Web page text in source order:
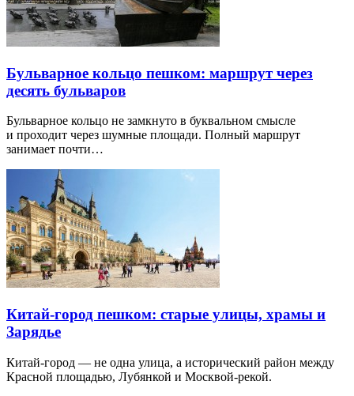
Бульварное кольцо пешком: маршрут через
десять бульваров
Бульварное кольцо не замкнуто в буквальном смысле
и проходит через шумные площади. Полный маршрут
занимает почти…
Китай-город пешком: старые улицы, храмы и
Зарядье
Китай-город — не одна улица, а исторический район между
Красной площадью, Лубянкой и Москвой-рекой.